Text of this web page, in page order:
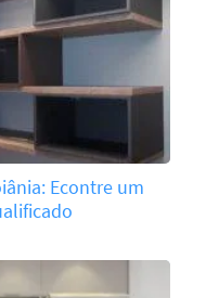
Econtre um